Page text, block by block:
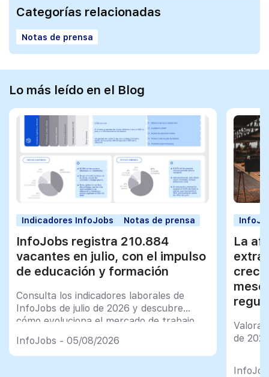
Categorías relacionadas
Notas de prensa
Lo más leído en el Blog
Indicadores InfoJobs Notas de prensa
InfoJobs registra 210.884
vacantes en julio, con el impulso
de educación y formación
Consulta los indicadores laborales de
InfoJobs de julio de 2026 y descubre
cómo evoluciona el mercado de trabajo
InfoJobs - 05/08/2026
La
de